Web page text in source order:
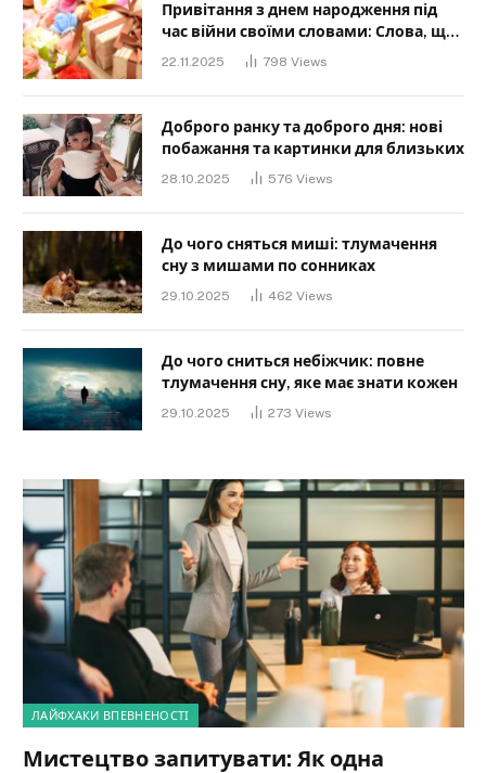
Привітання з днем народження під
час війни своїми словами: Слова, що
дарують надію та силу
22.11.2025 798 Views
Доброго ранку та доброго дня: нові
побажання та картинки для близьких
28.10.2025 576 Views
До чого сняться миші: тлумачення
сну з мишами по сонниках
29.10.2025 462 Views
До чого сниться небіжчик: повне
тлумачення сну, яке має знати кожен
29.10.2025 273 Views
ЛАЙФХАКИ ВПЕВНЕНОСТІ
Мистецтво запитувати: Як одна